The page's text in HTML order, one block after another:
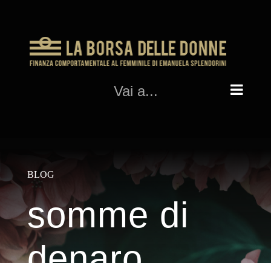
contenuto
Vai a...
BLOG
somme di